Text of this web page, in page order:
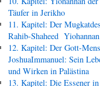
Täufer in Jerikho
11. Kapitel: Der
Rahib-Shaheed
12. Kapitel: Der Gott-
JoshuaImmanuel: Sein
und Wirken in Palästina
13. Kapitel: Die Essener in